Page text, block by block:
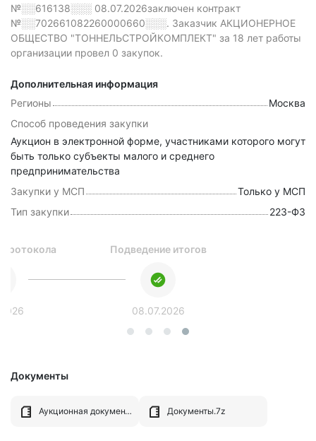
№░░616138░░░ 08.07.2026заключен контракт
№░░702661082260000660░░░. Заказчик АКЦИОНЕРНОЕ
ОБЩЕСТВО "ТОННЕЛЬСТРОЙКОМПЛЕКТ" за 18 лет работы
организации провел 0 закупок.
Дополнительная информация
Регионы
Москва
Способ проведения закупки
Аукцион в электронной форме, участниками которого могут
быть только субъекты малого и среднего
предпринимательства
Закупки у МСП
Только у МСП
Тип закупки
223-ФЗ
Подведение итогов
08.07.2026
Документы
Аукционная документация.pdf Документы.7z